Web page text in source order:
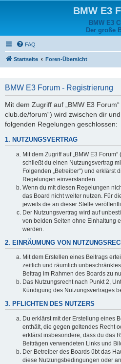
BMW E3
BMW E3
Der große
FAQ
Startseite Foren-Übersicht
BMW E3 Forum - Registrierung
Mit dem Zugriff auf „BMW E3
club.de/forum“) wird zwischen dir
folgenden Regelungen geschlossen:
1. NUTZUNGSVERTRAG
Mit dem Zugriff auf „BMW E3
schließt du einen Nutzungsvertrag
Folgenden „Betreiber“) und erklärst
Regelungen einverstanden.
Wenn du mit diesen Regelungen
das Board nicht weiter nutzen. Für
jeweils die an dieser Stelle
Der Nutzungsvertrag wird auf
von beiden Seiten ohne Einhaltung
werden.
2. EINRÄUMUNG VON
Mit dem Erstellen eines Beitrags
zeitlich und räumlich
Beitrag im Rahmen des Boards zu
Das Nutzungsrecht nach Punkt 2,
Kündigung des Nutzungsvertrages
3. PFLICHTEN DES NUTZERS
Du erklärst mit der Erstellung eines
enthält, die gegen geltendes Recht
erklärst insbesondere, dass du das
Beiträgen verwendeten Links und
Der Betreiber des Boards übt das
diese Nutzungsbedingungen oder